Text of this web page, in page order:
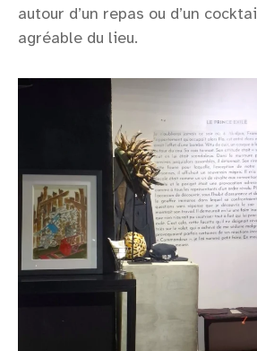
autour d’un repas ou d’un
agréable du lieu.